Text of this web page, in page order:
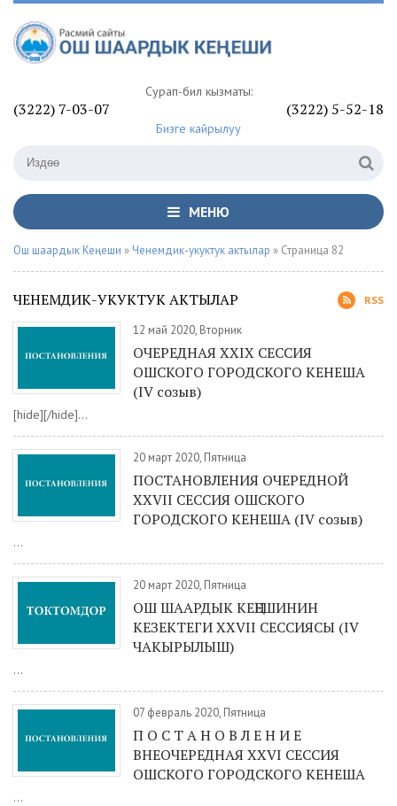
Сурап-билүү кызматы:
(3222) 7-03-07 (3222) 5-52-18
Бизге кайрылуу
МЕНЮ
Ош шаардык Кеңеши » Ченемдик-укуктук актылар » Страница 82
ЧЕНЕМДИК-УКУКТУК АКТЫЛАР RSS
12 май 2020, Вторник
ОЧЕРЕДНАЯ XXIX СЕССИЯ
ОШСКОГО ГОРОДСКОГО КЕНЕША
(IV созыв)
[hide][/hide]...
20 март 2020, Пятница
ПОСТАНОВЛЕНИЯ ОЧЕРЕДНОЙ
XXVII СЕССИЯ ОШСКОГО
ГОРОДСКОГО КЕНЕША (IV созыв)
...
20 март 2020, Пятница
ОШ ШААРДЫК КЕҢЕШИНИН
КЕЗЕКТЕГИ ХXVII СЕССИЯСЫ (IV
ЧАКЫРЫЛЫШ)
...
07 февраль 2020, Пятница
П О С Т А Н О В Л Е Н И Е
ВНЕОЧЕРЕДНАЯ XXVI СЕССИЯ
ОШСКОГО ГОРОДСКОГО КЕНЕША
...